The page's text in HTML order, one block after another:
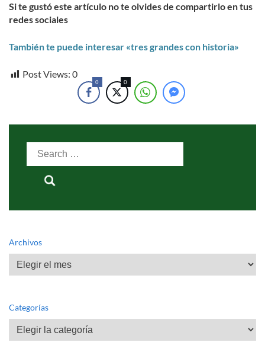
Si te gustó este artículo no te olvides de compartirlo en tus
redes sociales
También te puede interesar «tres grandes con historia»
Post Views: 0
0 0
Search
Archivos
Archivos
Categorías
Categorías